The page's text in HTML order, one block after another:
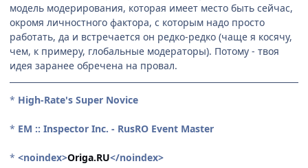
модель модерирования, которая имеет место быть сейчас,
окромя личностного фактора, с которым надо просто
работать, да и встречается он редко-редко (чаще я косячу,
чем, к примеру, глобальные модераторы). Потому - твоя
идея заранее обречена на провал.
* High-Rate's Super Novice
* EM :: Inspector Inc. - RusRO Event Master
* <noindex>Origa.RU</noindex>